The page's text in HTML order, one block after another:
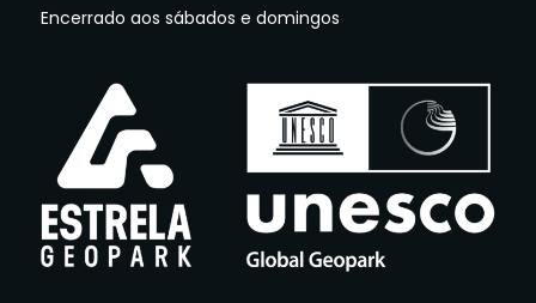
Encerrado aos sábados e domingos